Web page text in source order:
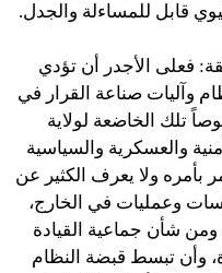
قابل للمساءلة والجدل.
فعلى الأجدر أن تؤدي
وآليات صناعة القرار في
تلك الخاضعة لولاية
والعسكرية والسياسية
بأمره ولا يعرف الكثير عن
وعمليات في الخارج،
ومن شأن جماعية القيادة
وأن تبسط قبضة النظام